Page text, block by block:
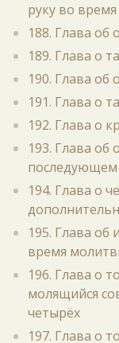
руку во
188. Глава об
189. Глава о
190. Глава об
191. Глава о
192. Глава о
193. Глава
194. Глава о
195. Глава об
время
196. Глава о
молящийся
четырёх
197. Глава о